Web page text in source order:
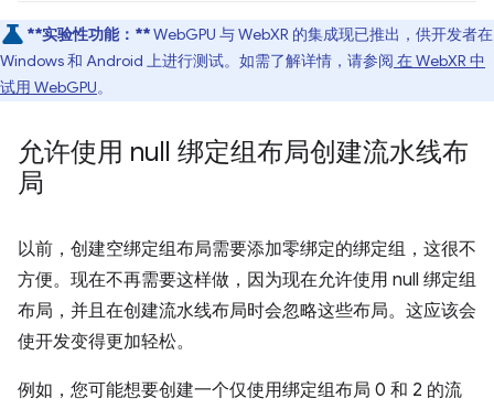
**实验性功能：**WebGPU 与 WebXR 的集成现已推出，供开发者在
Windows 和 Android 上进行测试。如需了解详情，请参阅 在 WebXR 中
试用 WebGPU。
允许使用 null 绑定组布局创建流水线布
局
以前，创建空绑定组布局需要添加零绑定的绑定组，这很不
方便。现在不再需要这样做，因为现在允许使用 null 绑定组
布局，并且在创建流水线布局时会忽略这些布局。这应该会
使开发变得更加轻松。
例如，您可能想要创建一个仅使用绑定组布局 0 和 2 的流